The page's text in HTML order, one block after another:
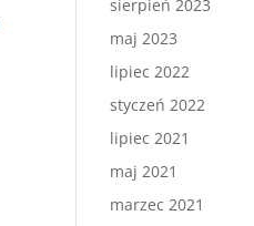
sierpień 2023
maj 2023
lipiec 2022
styczeń 2022
lipiec 2021
maj 2021
marzec 2021